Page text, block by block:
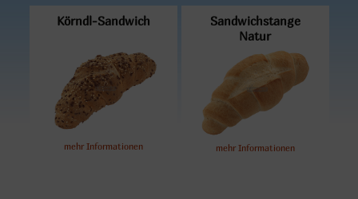
Körndl-Sandwich
mehr Informationen
Sandwichstange
Natur
mehr Informationen